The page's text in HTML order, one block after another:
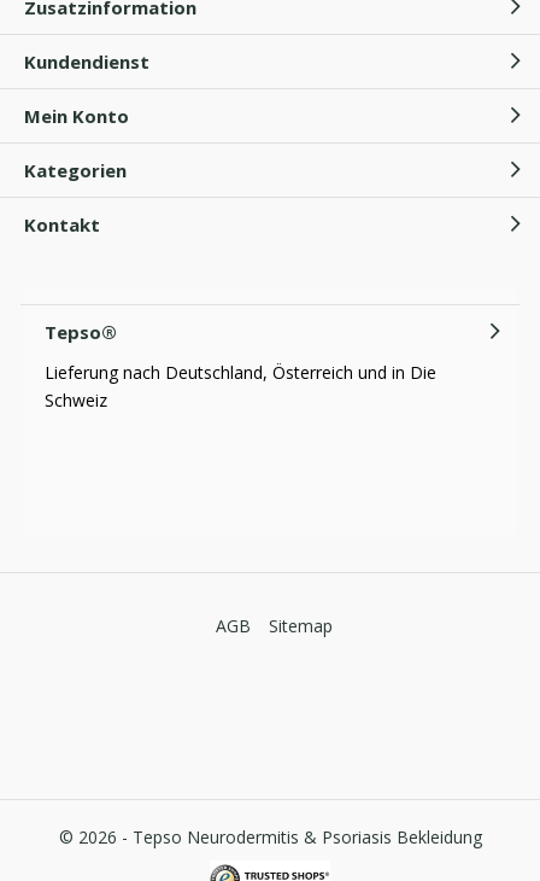
Zusatzinformation
Kundendienst
Mein Konto
Kategorien
Kontakt
Tepso®
Lieferung nach Deutschland, Österreich und in Die
Schweiz
© 2026 - Tepso Neurodermitis & Psoriasis Bekleidung
AGB Sitemap